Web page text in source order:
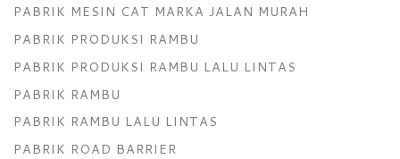
PABRIK MESIN CAT MARKA JALAN MURAH
PABRIK PRODUKSI RAMBU
PABRIK PRODUKSI RAMBU LALU LINTAS
PABRIK RAMBU
PABRIK RAMBU LALU LINTAS
PABRIK ROAD BARRIER